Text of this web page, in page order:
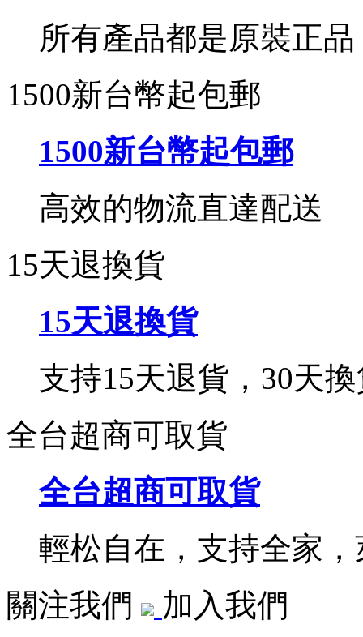
所有產品都是原裝正品
1500新台幣起包郵
1500新台幣起包郵
高效的物流直達配送
15天退換貨
15天退換貨
支持15天退貨，30天
全台超商可取貨
全台超商可取貨
輕松自在，支持全家
關注我們
加入我們